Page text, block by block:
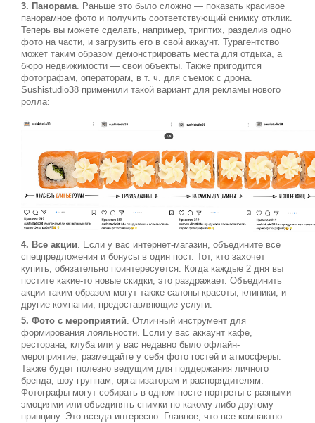
3. Панорама. Раньше это было сложно — показать красивое
панорамное фото и получить соответствующий снимку отклик.
Теперь вы можете сделать, например, триптих, разделив одно
фото на части, и загрузить его в свой аккаунт. Турагентство
может таким образом демонстрировать места для отдыха, а
бюро недвижимости — свои объекты. Также пригодится
фотографам, операторам, в т. ч. для съемок с дрона.
Sushistudio38 применили такой вариант для рекламы нового
ролла:
4. Все акции. Если у вас интернет-магазин, объедините все
спецпредложения и бонусы в один пост. Тот, кто захочет
купить, обязательно поинтересуется. Когда каждые 2 дня вы
постите какие-то новые скидки, это раздражает. Объединить
акции таким образом могут также салоны красоты, клиники, и
другие компании, предоставляющие услуги.
5. Фото с мероприятий. Отличный инструмент для
формирования лояльности. Если у вас аккаунт кафе,
ресторана, клуба или у вас недавно было офлайн-
мероприятие, размещайте у себя фото гостей и атмосферы.
Также будет полезно ведущим для поддержания личного
бренда, шоу-группам, организаторам и распорядителям.
Фотографы могут собирать в одном посте портреты с разными
эмоциями или объединять снимки по какому-либо другому
принципу. Это всегда интересно. Главное, что все компактно.